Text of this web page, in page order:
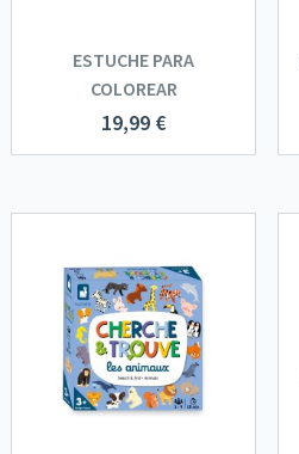
ESTUCHE PARA
COLOREAR
19,99 €